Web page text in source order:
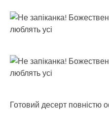
Готовий десерт повністю